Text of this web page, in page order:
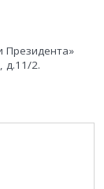
Президента»
д.11/2.